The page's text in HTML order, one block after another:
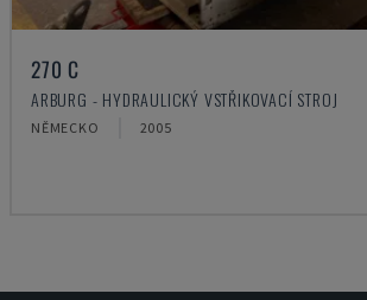
270 C
ARBURG - HYDRAULICKÝ VSTŘIKOVACÍ STROJ
NĚMECKO 2005